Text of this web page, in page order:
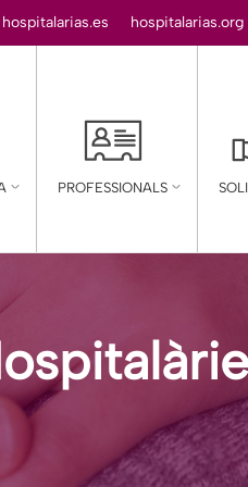
hospitalarias.es hospitalarias.org
PROFESSIONALS